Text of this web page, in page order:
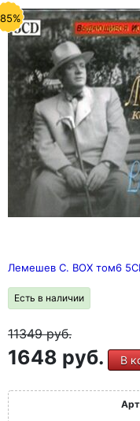
Лемешев С. BOX том6
Есть в наличии
11349руб.
1648 руб. В